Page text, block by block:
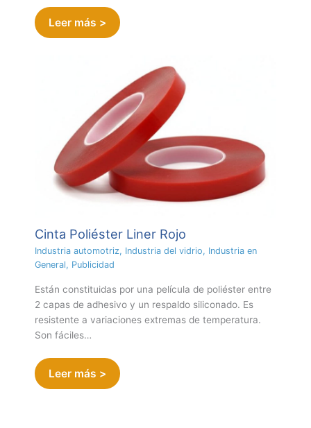
Leer más >
Cinta Poliéster Liner Rojo
Industria automotriz, Industria del vidrio, Industria en
General, Publicidad
Están constituidas por una película de poliéster entre
2 capas de adhesivo y un respaldo siliconado. Es
resistente a variaciones extremas de temperatura.
Son fáciles…
Leer más >